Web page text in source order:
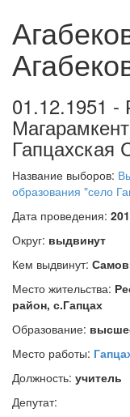
01.12.1951 -
Название выборов:
образования "село
Дата проведения:
Округ: выдвинут
Кем выдвинут:
Место жительства:
район, с.Гапцах
Образование:
Место работы:
Должность: учитель
Депутат: